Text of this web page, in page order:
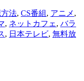
法, CS番組, アニメ ,
, ネットカフェ, バラ
, 日本テレビ, 無料放